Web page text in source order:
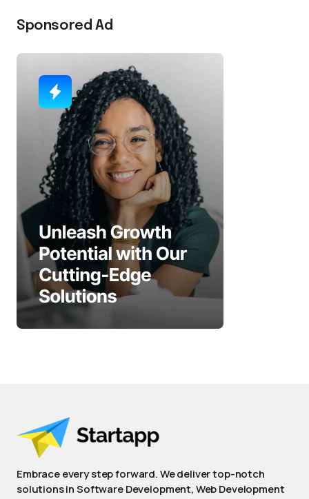
Sponsored Ad
Embrace every step forward. We deliver top-notch
solutions in Software Development, Web Development